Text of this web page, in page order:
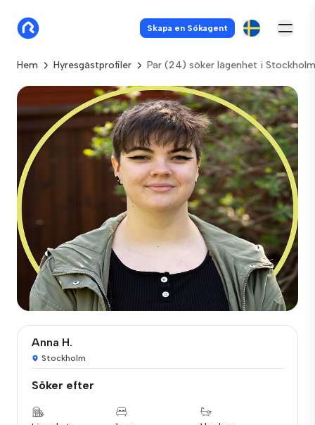
Skapa en Sökagent
Hem Hyresgästprofiler Par (24) söker lägenhet i Stockholm
Anna H.
Stockholm
Söker efter